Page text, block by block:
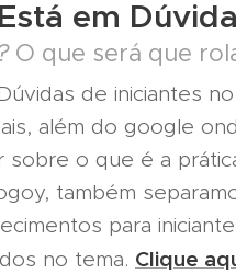
Está em Dúvida
?O que será que
de iniciantes
além do google
sobre o que é a
também
para
no tema. Clique